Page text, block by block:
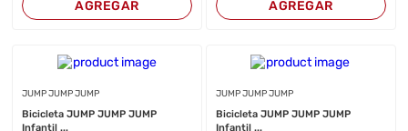
AGREGAR AGREGAR
JUMP JUMP JUMP
Bicicleta JUMP JUMP JUMP
Infantil ...
JUMP JUMP JUMP
Bicicleta JUMP JUMP JUMP
Infantil ...